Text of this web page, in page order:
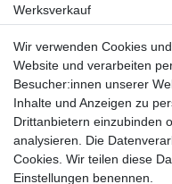
Werksverkauf
Sale
UNTERNEHMEN
Über uns
Kontakt
SERVICE
Versand
Zahlung
Wir verwenden Cookies
Website und verarbeiten
Besucher:innen unserer
Inhalte und Anzeigen zu
Drittanbietern einzubinden
analysieren. Die
Cookies. Wir teilen diese
Einstellungen benennen.